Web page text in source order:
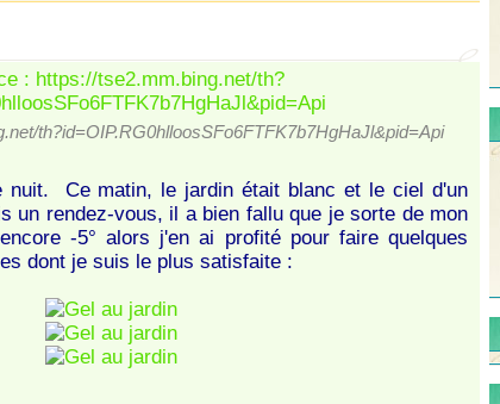
th?id=OIP.RG0hlloosSFo6FTFK7b7HgHaJl&pid=Api
nuit. Ce matin, le jardin était blanc et le ciel d'un
un rendez-vous, il a bien fallu que je sorte de mon
-5° alors j'en ai profité pour faire quelques
dont je suis le plus satisfaite :